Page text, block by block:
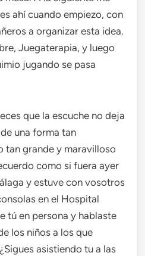
ahí cuando empiezo, con
a organizar esta idea.
Juegaterapia, y luego
jugando se pasa
que la escuche no deja
una forma tan
tan grande y maravilloso
como si fuera ayer
y estuve con vosotros
en el Hospital
tú en persona y hablaste
los niños a los que
asistiendo tu a las